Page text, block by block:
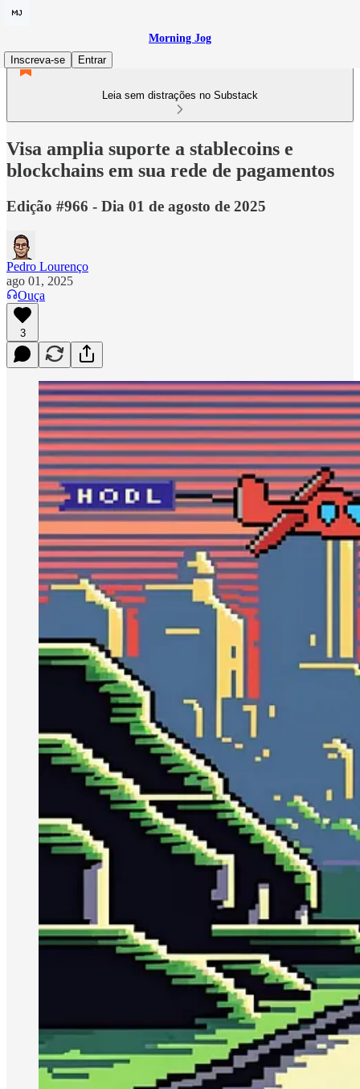
Morning Jog
Inscreva-se
Entrar
Leia sem distrações no Substack
Visa amplia suporte a stablecoins e
blockchains em sua rede de pagamentos
Edição #966 - Dia 01 de agosto de 2025
Pedro Lourenço
ago 01, 2025
Ouça
3